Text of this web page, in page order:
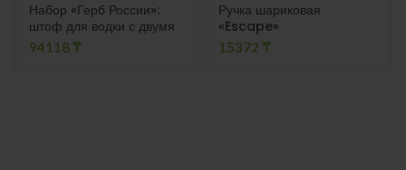
Набор «Герб России»:
штоф для водки с двумя
стопками
94118 ₸
Ручка шариковая
«Escape»
15372 ₸